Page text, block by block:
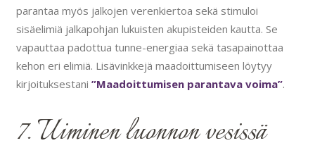
parantaa myös jalkojen verenkiertoa sekä stimuloi
sisäelimiä jalkapohjan lukuisten akupisteiden kautta. Se
vapauttaa padottua tunne-energiaa sekä tasapainottaa
kehon eri elimiä. Lisävinkkejä maadoittumiseen löytyy
kirjoituksestani ”Maadoittumisen parantava voima”.
7. Uiminen luonnon vesissä